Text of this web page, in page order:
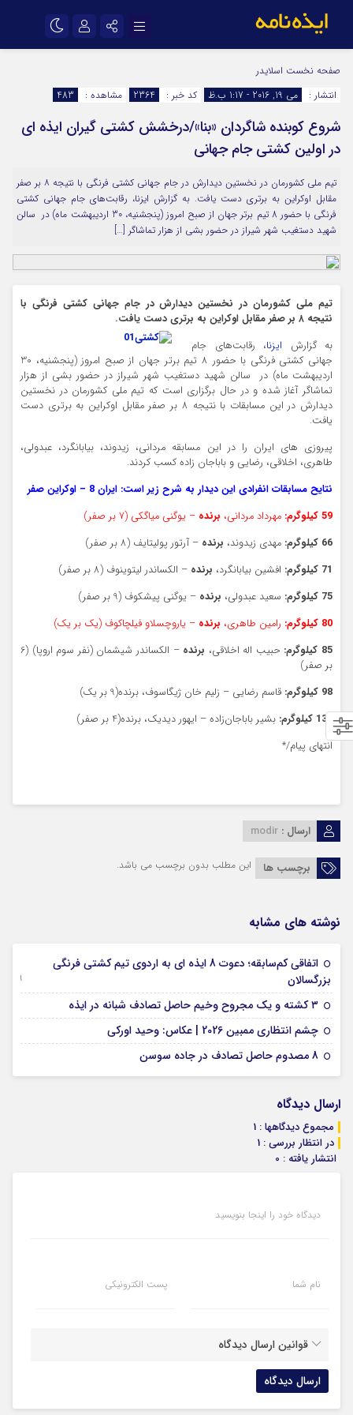
اینستاگرام
سروش
ایتا
آپارات
اپلیکیشن رمز عبور
مرا به خاطر بسپار
صفحه نخست اسلایدر
انتشار :
می 19, 2016 - 1:17 ب.ظ کد خبر : 2364 مشاهده : 483
شروع کوبنده شاگردان «بنا»/درخشش کشتی گیران ایذه ای
در اولین کشتی جام جهانی
تیم ملی کشورمان در نخستین دیدارش در جام جهانی کشتی فرنگی با نتیجه ۸ بر صفر
مقابل اوکراین به برتری دست یافت. به گزارش ایزنا، رقابت‌های جام جهانی کشتی
فرنگی با حضور 8 تیم برتر جهان از صبح امروز (پنجشنیه، 30 اردیبهشت ماه) در سالن
شهید دستغیب شهر شیراز در حضور بشی از هزار تماشاگر […]
تیم ملی کشورمان در نخستین دیدارش در جام جهانی کشتی فرنگی با
نتیجه ۸ بر صفر مقابل اوکراین به برتری دست یافت.
به گزارش ایزنا، رقابت‌های جام
جهانی کشتی فرنگی با حضور 8 تیم برتر جهان از صبح امروز (پنجشنیه، 30
اردیبهشت ماه) در سالن شهید دستغیب شهر شیراز در حضور بشی از هزار
تماشاگر آغاز شده و در حال برگزاری است که تیم ملی کشورمان در نخستین
دیدارش در این مسابقات با نتیجه 8 بر صفر مقابل اوکراین به برتری دست
یافت.
پیروزی های ایران را در این مسابقه مردانی، زیدوند، بیابانگرد، عبدولی،
طاهری، اخلاقی، رضایی و باباجان زاده کسب کردند.
نتایح مسابقات انفرادی این دیدار به شرح زیر است: ایران 8 – اوکراین صفر
59 کیلوگرم:
مهرداد مردانی، برنده – یوگنی میاگکی (7 بر صفر)
66 کیلوگرم:
مهدی زیدوند، برنده – آرتور پولیتایف (8 بر صفر)
71 کیلوگرم:
افشین بیابانگرد، برنده – الکساندر لیتوینوف (8 بر صفر)
75 کیلوگرم:
سعید عبدولی، برنده – یوگنی پیشکوف (9 بر صفر)
80 کیلوگرم:
رامین طاهری، برنده – یاروچسلاو فیلچاکوف (یک بر یک)
85 کیلوگرم:
حبیب اله اخلاقی، برنده
– الکساندر شیشمان (نفر سوم اروپا) (6
بر صفر)
98 کیلوگرم:
قاسم رضایی – زلیم خان ژیگاسوف، برنده(9 بر یک)
130 کیلوگرم:
بشیر باباجان‌زاده – ایهور دیدیک، برنده(4 بر صفر)
انتهای پیام/*
ارسال : modir
برچسب ها این مطلب بدون برچسب می باشد.
نوشته های مشابه
اتفاقی کم‌سابقه؛ دعوت 8 ایذه ای به اردوی تیم کشتی فرنگی
بزرگسالان
09 جولای 2026
۳ کشته و یک مجروح وخیم حاصل تصادف شبانه در ایذه
چشم انتظاری ممبین 2026 | عکاس: وحید اورکی
8 مصدوم حاصل تصادف در جاده سوسن
ارسال دیدگاه
مجموع دیدگاهها : 1
در انتظار بررسی : 1
انتشار یافته : 0
دیدگاه خود را اینجا بنویسید
نام شما پست الکترونیکی
قوانین ارسال دیدگاه